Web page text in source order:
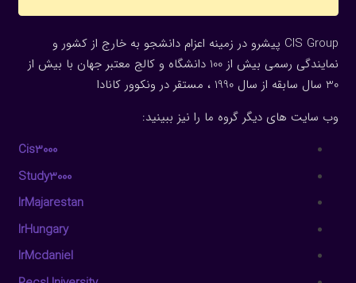
CIS Group پیشرو در زمینه اعزام دانشجو به خارج از کشور و
نمایندگی رسمی بیش از 100 دانشگاه و کالج معتبر جهان با بیش از
30 سال سابقه از سال 1990 ، مستقر در ونکوور کانادا
وب سایت های دیگر گروه ما را نیز ببینید:
Cis3000
Study3000
IrMajarestan
IrHungary
IrMcdaniel